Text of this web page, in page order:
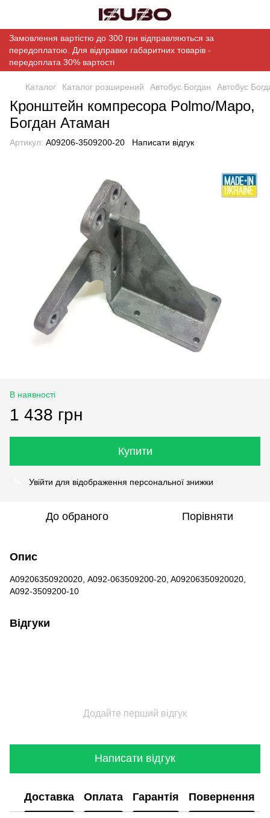
Замовлення вартістю до 300 грн відправляються за
передоплатою. Для відправки габаритних товарів -
передоплата 30% вартості
Каталог Каталог розширений Автобус Богдан Автобус
Кронштейн компресора Polmo/Mapo,
Богдан Атаман
Артикул: А09206-3509200-20 Написати відгук
В наявності
1 438 грн
Купити
Увійти для відображення персональної знижки
До обраного Порівняти
Опис
А09206350920020, A092-063509200-20, A09206350920020,
А092-3509200-10
Відгуки
Додайте перший відгук
Написати відгук
Доставка Оплата Гарантія Повернення